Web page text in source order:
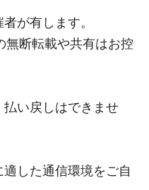
が有します。
断転載や共有はお控
い戻しはできませ
した通信環境をご自